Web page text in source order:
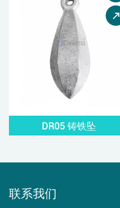
DR05 铸铁坠
联系我们